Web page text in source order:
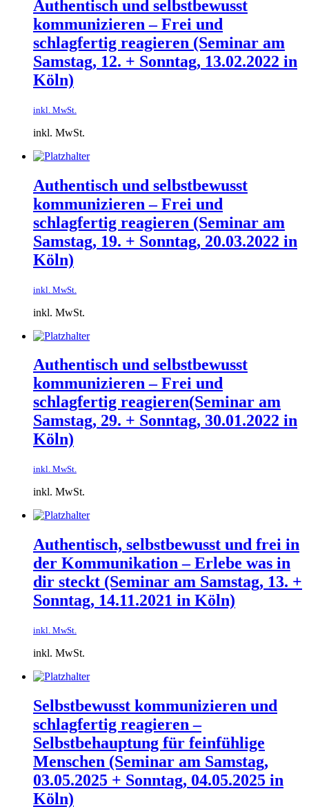
Authentisch und selbstbewusst
kommunizieren – Frei und
schlagfertig reagieren (Seminar am
Samstag, 12. + Sonntag, 13.02.2022 in
Köln)
inkl. MwSt.
inkl. MwSt.
Authentisch und selbstbewusst
kommunizieren – Frei und
schlagfertig reagieren (Seminar am
Samstag, 19. + Sonntag, 20.03.2022 in
Köln)
inkl. MwSt.
inkl. MwSt.
Authentisch und selbstbewusst
kommunizieren – Frei und
schlagfertig reagieren(Seminar am
Samstag, 29. + Sonntag, 30.01.2022 in
Köln)
inkl. MwSt.
inkl. MwSt.
Authentisch, selbstbewusst und frei in
der Kommunikation – Erlebe was in
dir steckt (Seminar am Samstag, 13. +
Sonntag, 14.11.2021 in Köln)
inkl. MwSt.
inkl. MwSt.
Selbstbewusst kommunizieren und
schlagfertig reagieren –
Selbstbehauptung für feinfühlige
Menschen​ (Seminar am Samstag,
03.05.2025 + Sonntag, 04.05.2025 in
Köln)